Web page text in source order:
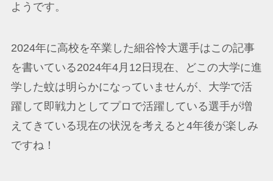
ようです。
2024年に高校を卒業した細谷怜大選手はこの記事
を書いている2024年4月12日現在、どこの大学に進
学した蚊は明らかになっていませんが、大学で活
躍して即戦力としてプロで活躍している選手が増
えてきている現在の状況を考えると4年後が楽しみ
ですね！